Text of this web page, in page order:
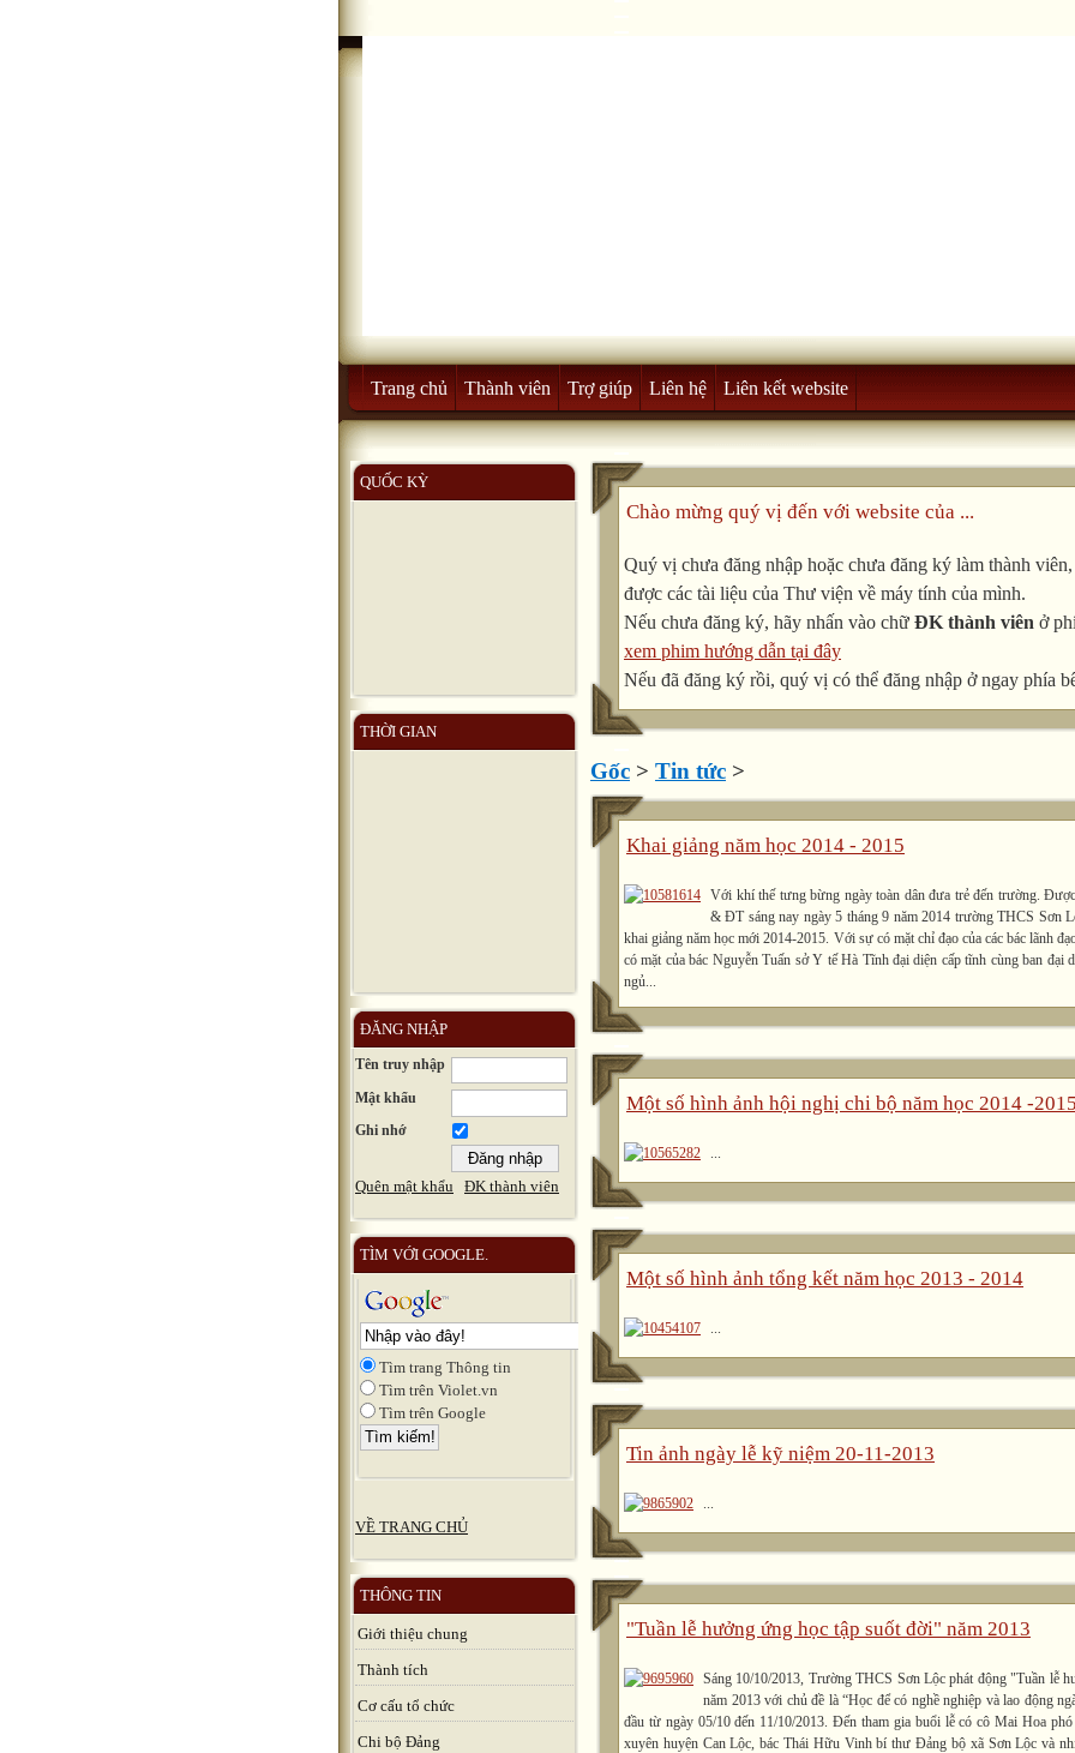
Trang chủ Thành viên Trợ giúp Liên hệ Liên kết website
QUỐC KỲ
THỜI GIAN
ĐĂNG NHẬP
Tên truy nhập
Mật khẩu
Ghi nhớ
Quên mật khẩu ĐK thành viên
TÌM VỚI GOOGLE.
Tìm trang Thông tin
Tìm trên Violet.vn
Tìm trên Google
VỀ TRANG CHỦ
THÔNG TIN
Giới thiệu chung
Thành tích
Cơ cấu tổ chức
Chi bộ Đảng
Chào mừng quý vị đến với website của ...
Quý vị chưa đăng nhập hoặc chưa đăng ký làm thành
được các tài liệu của Thư viện về máy tính của mình.
Nếu chưa đăng ký, hãy nhấn vào chữ ĐK thành viên ở
xem phim hướng dẫn tại đây
Nếu đã đăng ký rồi, quý vị có thể đăng nhập ở ngay phía
Gốc > Tin tức >
Khai giảng năm học 2014 - 2015
Với khí thế tưng bừng ngày toàn dân đưa trẻ đến trường.
& ĐT sáng nay ngày 5 tháng 9 năm 2014 trường THCS Sơn
khai giảng năm học mới 2014-2015. Với sự có mặt chỉ đạo của các bác lãnh
có mặt của bác Nguyễn Tuấn sở Y tế Hà Tĩnh đại diện cấp tĩnh cùng ban đại
ngủ...
Một số hình ảnh hội nghị chi bộ năm học 2014 -
...
Một số hình ảnh tổng kết năm học 2013 - 2014
...
Tin ảnh ngày lễ kỹ niệm 20-11-2013
...
"Tuần lễ hưởng ứng học tập suốt đời" năm 2013
Sáng 10/10/2013, Trường THCS Sơn Lộc phát động "Tuần lễ
năm 2013 với chủ đề là “Học để có nghề nghiệp và lao động
đầu từ ngày 05/10 đến 11/10/2013. Đến tham gia buổi lễ có cô Mai Hoa
xuyên huyện Can Lộc, bác Thái Hữu Vinh bí thư Đảng bộ xã Sơn Lộc và